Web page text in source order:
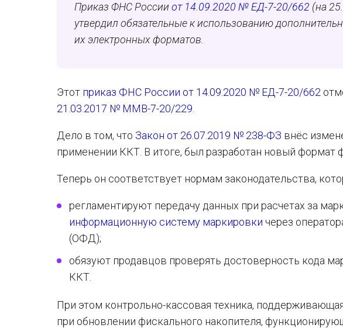
Приказ ФНС России от 14.09.2020 № ЕД-7-20/662 (на
утвердил обязательные к использованию
их электронных форматов.
Этот приказ ФНС России от 14.09.2020 № ЕД-7-20/662
21.03.2017 № ММВ-7-20/229
Дело в том, что Закон от 26.07.2019 № 238-ФЗ внёс
применении ККТ. В итоге, был разработан новый формат
Теперь он соответствует нормам законодательства,
регламентируют передачу данных при расчетах за
информационную систему маркировки через
(ОФД);
обязуют продавцов проверять достоверность кода
ККТ.
При этом контрольно-кассовая техника,
при обновлении фискального накопителя,